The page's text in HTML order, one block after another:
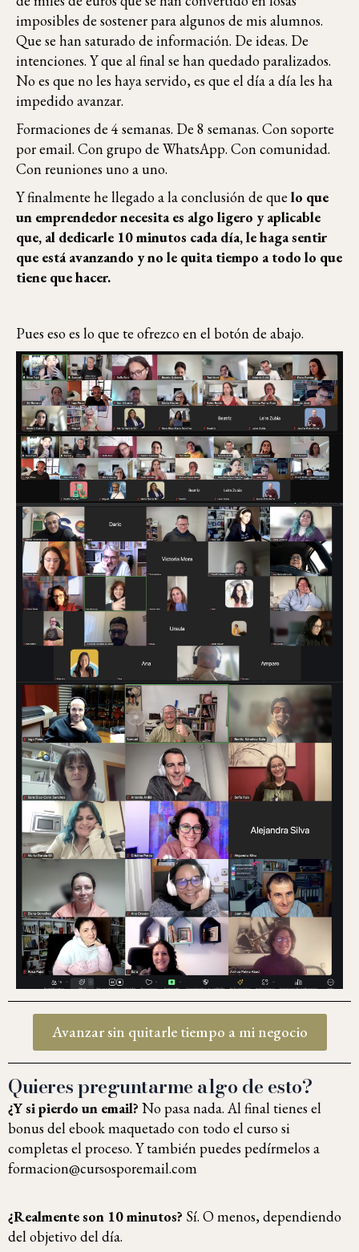
imposibles de sostener para algunos de mis alumnos.
Que se han saturado de información. De ideas. De
intenciones. Y que al final se han quedado paralizados.
No es que no les haya servido, es que el día a día les ha
impedido avanzar.
Formaciones de 4 semanas. De 8 semanas. Con soporte
por email. Con grupo de WhatsApp. Con comunidad.
Con reuniones uno a uno.
Y finalmente he llegado a la conclusión de que lo que
un emprendedor necesita es algo ligero y aplicable
que, al dedicarle 10 minutos cada día, le haga sentir
que está avanzando y no le quita tiempo a todo lo que
tiene que hacer.
Pues eso es lo que te ofrezco en el botón de abajo.
Avanzar sin quitarle tiempo a mi negocio
Quieres preguntarme algo de esto?
¿Y si pierdo un email? No pasa nada. Al final tienes el
bonus del ebook maquetado con todo el curso si
completas el proceso. Y también puedes pedírmelos a
formacion@cursosporemail.com
¿Realmente son 10 minutos? Sí. O menos, dependiendo
del objetivo del día.